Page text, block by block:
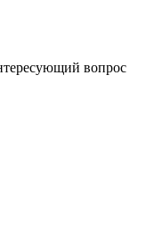
вопрос